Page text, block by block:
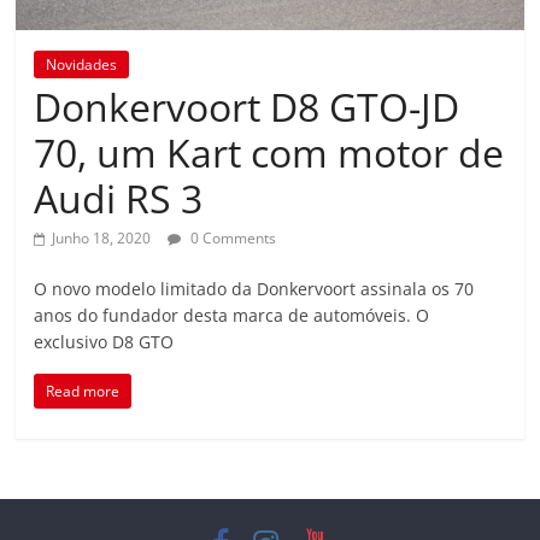
Novidades
Donkervoort D8 GTO-JD
70, um Kart com motor de
Audi RS 3
Junho 18, 2020 0 Comments
O novo modelo limitado da Donkervoort assinala os 70
anos do fundador desta marca de automóveis. O
exclusivo D8 GTO
Read more